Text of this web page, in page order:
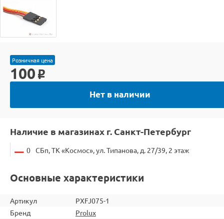
Розничная цена
100 o
Нет в наличии
Наличие в магазинах г. Санкт-Петербург
0 СБп, ТК «Космос», ул. Типанова, д. 27/39, 2 этаж
Основные характеристики
Артикул
PXFJ075-1
Бренд
Prolux